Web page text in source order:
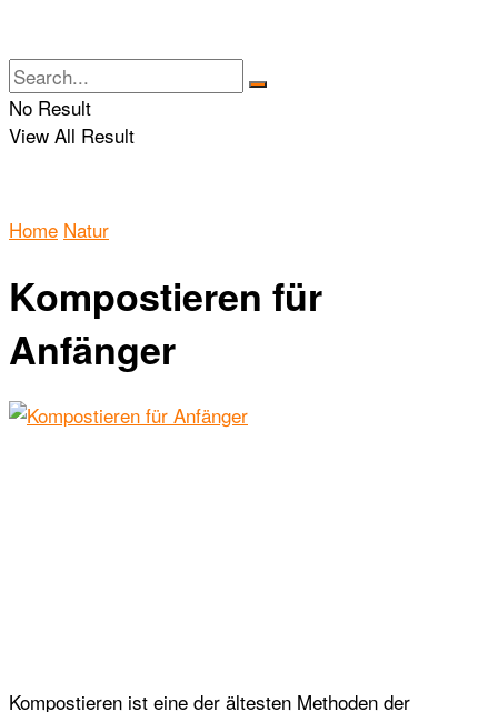
No Result
View All Result
Home Natur
Kompostieren für
Anfänger
Kompostieren ist eine der ältesten Methoden der